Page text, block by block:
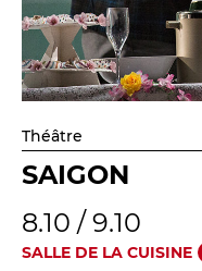
TOUTE LA
Les Spectacles
Le Calendrier
Les Tournées
LES RENDEZ-
Théâtre
SAIGON
8.10 / 9.10
SALLE DE LA CUISINE